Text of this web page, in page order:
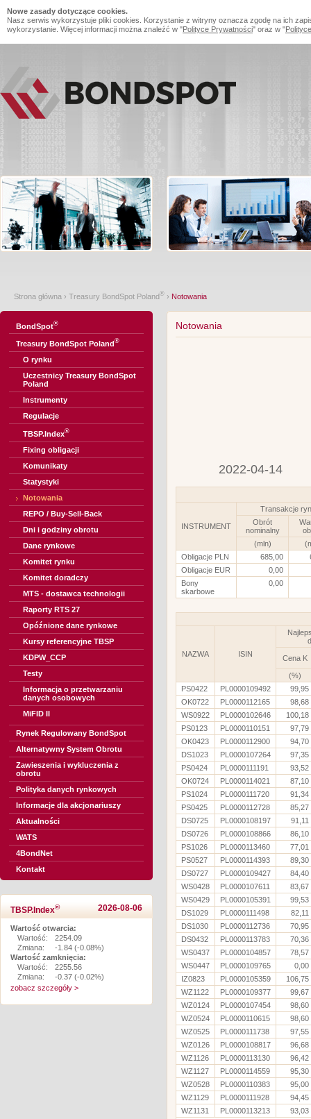
Nowe zasady dotyczące cookies.
Nasz serwis wykorzystuje pliki cookies. Korzystanie z witryny oznacza zgodę na ich
wykorzystanie. Więcej informacji można znaleźć w "Polityce Prywatności" oraz w "
Strona główna › Treasury BondSpot Poland® › Notowania
BondSpot®
Treasury BondSpot Poland®
O rynku
Uczestnicy Treasury BondSpot
Poland
Instrumenty
Regulacje
TBSP.Index®
Fixing obligacji
Komunikaty
Statystyki
Notowania
REPO / Buy-Sell-Back
Dni i godziny obrotu
Dane rynkowe
Komitet rynku
Komitet doradczy
MTS - dostawca technologii
Raporty RTS 27
Opóźnione dane rynkowe
Kursy referencyjne TBSP
KDPW_CCP
Testy
Informacja o przetwarzaniu
danych osobowych
MiFID II
Rynek Regulowany BondSpot
Alternatywny System Obrotu
Zawieszenia i wykluczenia z
obrotu
Polityka danych rynkowych
Informacje dla akcjonariuszy
Aktualności
WATS
4BondNet
Kontakt
TBSP.Index® 2026-08-06
Wartość otwarcia:
Wartość:
2254.09
Zmiana:
-1.84 (-0.08%)
Wartość zamknięcia:
Wartość:
2255.56
Zmiana:
-0.37 (-0.02%)
zobacz szczegóły >
Notowania
2022-04-14
INSTRUMENT
Transakcje
Obrót
nominalny
(mln)
Obligacje PLN
685,00
Obligacje EUR
0,00
Bony
skarbowe
0,00
NAZWA ISIN Cena K
(%)
PS0422
PL0000109492
99,95
OK0722
PL0000112165
98,68
WS0922
PL0000102646
100,18
PS0123
PL0000110151
97,79
OK0423
PL0000112900
94,70
DS1023
PL0000107264
97,35
PS0424
PL0000111191
93,52
OK0724
PL0000114021
87,10
PS1024
PL0000111720
91,34
PS0425
PL0000112728
85,27
DS0725
PL0000108197
91,11
DS0726
PL0000108866
86,10
PS1026
PL0000113460
77,01
PS0527
PL0000114393
89,30
DS0727
PL0000109427
84,40
WS0428
PL0000107611
83,67
WS0429
PL0000105391
99,53
DS1029
PL0000111498
82,11
DS1030
PL0000112736
70,95
DS0432
PL0000113783
70,36
WS0437
PL0000104857
78,57
WS0447
PL0000109765
0,00
IZ0823
PL0000105359
106,75
WZ1122
PL0000109377
99,67
WZ0124
PL0000107454
98,60
WZ0524
PL0000110615
98,60
WZ0525
PL0000111738
97,55
WZ0126
PL0000108817
96,68
WZ1126
PL0000113130
96,42
WZ1127
PL0000114559
95,30
WZ0528
PL0000110383
95,00
WZ1129
PL0000111928
94,45
WZ1131
PL0000113213 93,03